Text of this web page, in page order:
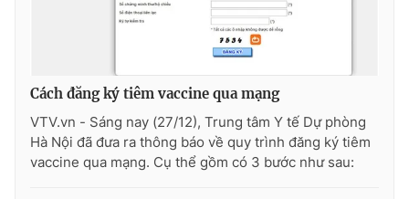
THỜI BÁO VTV
Theo dõi báo trên
Cách đăng ký tiêm vaccine qua mạng
VTV.vn - Sáng nay (27/12), Trung tâm Y tế Dự phòng
Hà Nội đã đưa ra thông báo về quy trình đăng ký tiêm
vaccine qua mạng. Cụ thể gồm có 3 bước như sau: